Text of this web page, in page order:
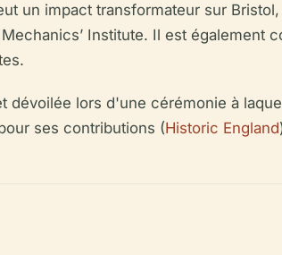
un impact transformateur sur
Institute. Il est également
lors d'une cérémonie à
ses contributions (Historic England